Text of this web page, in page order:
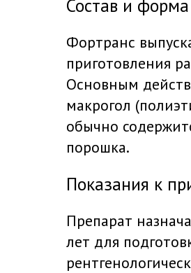
Состав и
Фортранс
приготовления
Основным
макрогол
обычно
порошка.
Показания к
Препарат
лет для